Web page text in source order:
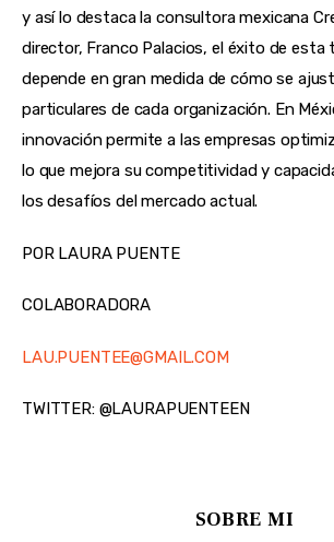
y así lo destaca la consultora mexicana
director, Franco Palacios, el éxito de esta
depende en gran medida de cómo se
particulares de cada organización. En
innovación permite a las empresas
lo que mejora su competitividad y
los desafíos del mercado actual.
POR LAURA PUENTE
COLABORADORA
LAU.PUENTEE@GMAIL.COM
TWITTER: @LAURAPUENTEEN
SOBRE MI